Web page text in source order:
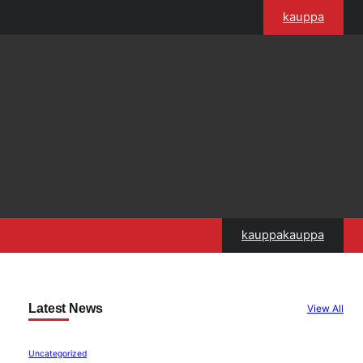
kauppa
kauppakauppa
Latest News View All
Uncategorized